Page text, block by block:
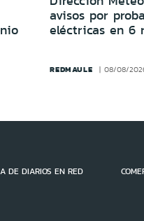
avisos por
eléctricas en 6
REDMAULE 08/08/
DE DIARIOS EN RED